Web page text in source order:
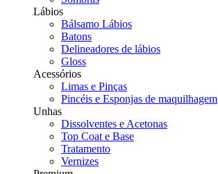
Lábios
Bálsamo Lábios
Batons
Delineadores de lábios
Gloss
Acessórios
Limas e Pinças
Pincéis e Esponjas de maquilhagem
Unhas
Dissolventes e Acetonas
Top Coat e Base
Tratamento
Vernizes